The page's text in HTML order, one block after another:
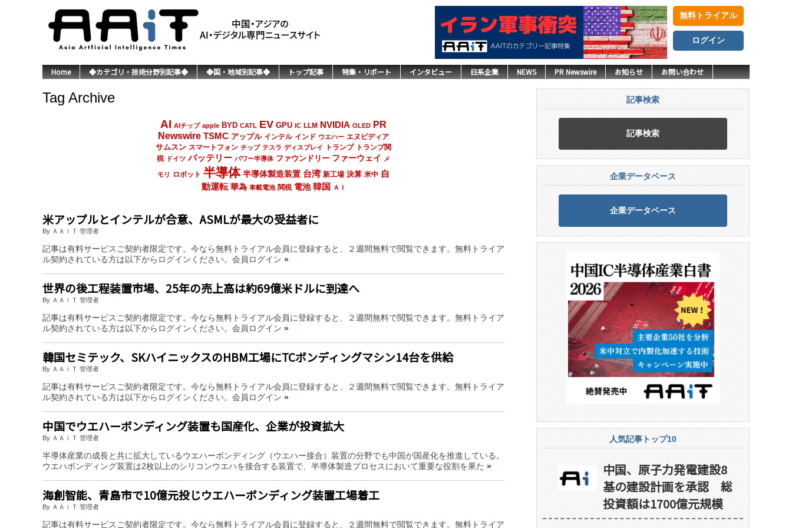
無料トライアル
ログイン
Home ◆カテゴリ・技術分野別記事◆ ◆国・地域別記事◆ トップ記事 特集・リポート インタビュー 日系企業 NEWS PR Newswire お知らせ お問い合わせ
Tag Archive
AI AIチップ apple BYD CATL EV GPU IC LLM NVIDIA OLED PR
Newswire TSMC アップル インテル インド ウエハー エヌビディア
サムスン スマートフォン チップ テスラ ディスプレイ トランプ
トランプ関
税
ドイツ バッテリー パワー半導体 ファウンドリー ファーウェイ メ
モリ ロボット 半導体 半導体製造装置 台湾 新工場 決算 米中 自
動運転 華為 車載電池 関税 電池 韓国 ＡＩ
米アップルとインテルが合意、ASMLが最大の受益者に
By ＡＡｉＴ 管理者
記事は有料サービスご契約者限定です。今なら無料トライアル会員に登録すると、２週間無料で閲覧できます。無料トライア
ル契約されている方は以下からログインください。会員ログイン »
世界の後工程装置市場、25年の売上高は約69億米ドルに到達へ
By ＡＡｉＴ 管理者
記事は有料サービスご契約者限定です。今なら無料トライアル会員に登録すると、２週間無料で閲覧できます。無料トライア
ル契約されている方は以下からログインください。会員ログイン »
韓国セミテック、SKハイニックスのHBM工場にTCボンディングマシン14台を供給
By ＡＡｉＴ 管理者
記事は有料サービスご契約者限定です。今なら無料トライアル会員に登録すると、２週間無料で閲覧できます。無料トライア
ル契約されている方は以下からログインください。会員ログイン »
中国でウエハーボンディング装置も国産化、企業が投資拡大
By ＡＡｉＴ 管理者
半導体産業の成長と共に拡大しているウエハーボンディング（ウエハー接合）装置の分野でも中国が国産化を推進している。
ウエハボンディング装置は2枚以上のシリコンウエハを接合する装置で、半導体製造プロセスにおいて重要な役割を果た »
海創智能、青島市で10億元投じウエハーボンディング装置工場着工
By ＡＡｉＴ 管理者
記事は有料サービスご契約者限定です。今なら無料トライアル会員に登録すると、２週間無料で閲覧できます。無料トライア
記事検索
記事検索
企業データベース
企業データベース
人気記事トップ10
中国、原子力発電建設8
基の建設計画を承認 総
投資額は1700億元規模